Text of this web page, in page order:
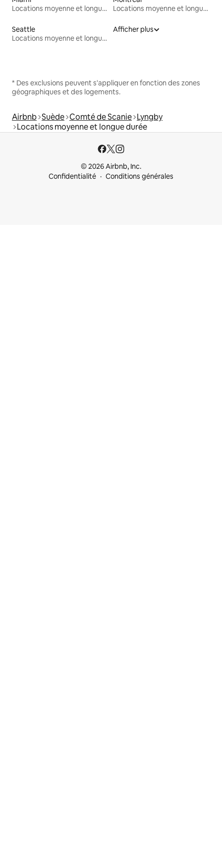
Locations moyenne et longue durée
Locations moyenne et longue durée
Seattle
Locations moyenne et longue durée
Afficher plus
* Des exclusions peuvent s'appliquer en fonction des zones
géographiques et des logements.
Airbnb Suède Comté de Scanie Lyngby
Locations moyenne et longue durée
© 2026 Airbnb, Inc.
Confidentialité
Conditions générales